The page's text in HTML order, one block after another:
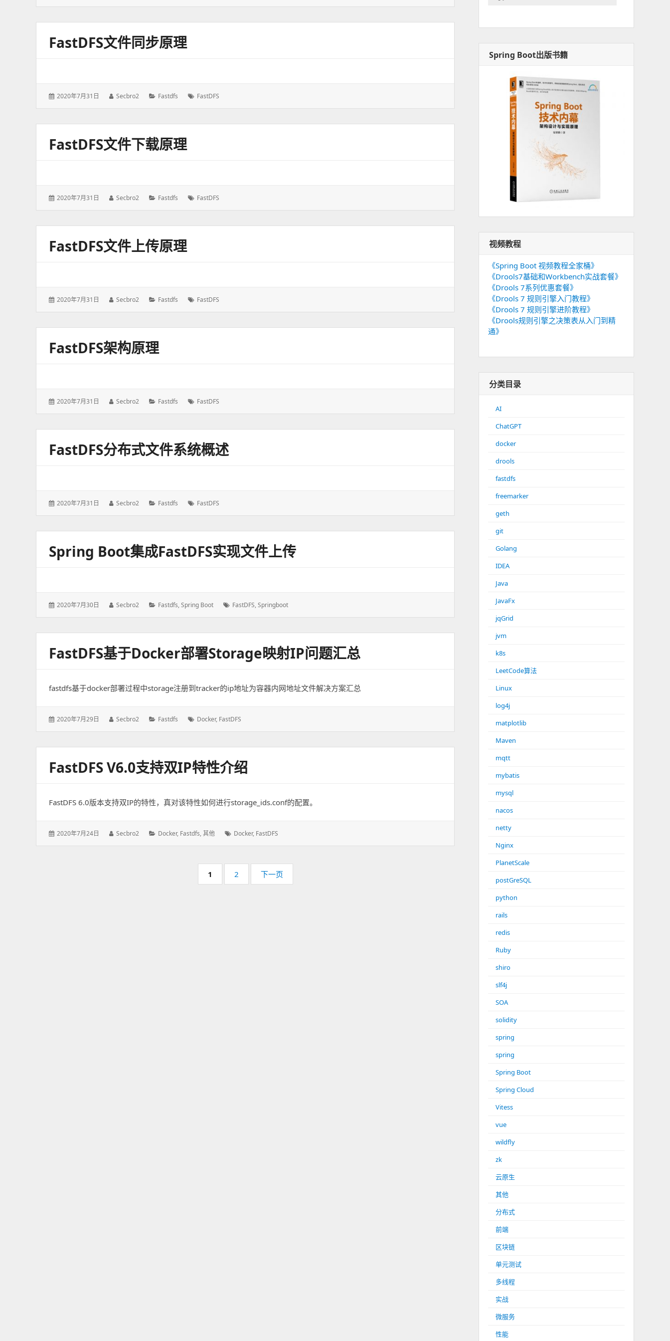
FastDFS文件同步原理
发
2020年7月31日
作
Secbro2
分
Fastdfs
标
FastDFS
FastDFS文件下载原理
发
2020年7月31日
作
Secbro2
分
Fastdfs
标
FastDFS
FastDFS文件上传原理
发
2020年7月31日
作
Secbro2
分
Fastdfs
标
FastDFS
FastDFS架构原理
发
2020年7月31日
作
Secbro2
分
Fastdfs
标
FastDFS
FastDFS分布式文件系统概述
发
2020年7月31日
作
Secbro2
分
Fastdfs
标
FastDFS
Spring Boot集成FastDFS实现文件上传
发
2020年7月30日
作
Secbro2
分
Fastdfs,Spring Boot
标
FastDFS,Springboot
FastDFS基于Docker部署storage映射IP问题汇总
fastdfs基于docker部署过程中storage注册到tracker的ip地址为容器内网地址文件解决方案汇总
发
2020年7月29日
作
Secbro2
分
Fastdfs
标
Docker, FastDFS
FastDFS V6.0支持双IP特性介绍
FastDFS 6.0版本支持双IP的特性，真对该特性如何进行storage_ids.conf的配置。
发
2020年7月24日
作
Secbro2
分
Docker, Fastdfs,其他
标
Docker, FastDFS
页
码：
1
页
码：
2 下一页
Spring Boot出版书籍
视频教程
《Spring Boot 视频教程全家桶》
《Drools7基础和Workbench实战套餐》
《Drools 7系列优惠套餐》
《Drools 7 规则引擎入门教程》
《Drools 7 规则引擎进阶教程》
《Drools规则引擎之决策表从入门到精
通》
分类目录
AI
ChatGPT
docker
drools
fastdfs
freemarker
geth
git
Golang
IDEA
Java
JavaFx
jqGrid
jvm
k8s
LeetCode算法
Linux
log4j
matplotlib
Maven
mqtt
mybatis
mysql
nacos
netty
Nginx
PlanetScale
postGreSQL
python
rails
redis
Ruby
shiro
slf4j
SOA
solidity
spring
spring
Spring Boot
Spring Cloud
Vitess
vue
wildfly
zk
云原生
其他
分布式
前端
区块链
单元测试
多线程
实战
微服务
性能